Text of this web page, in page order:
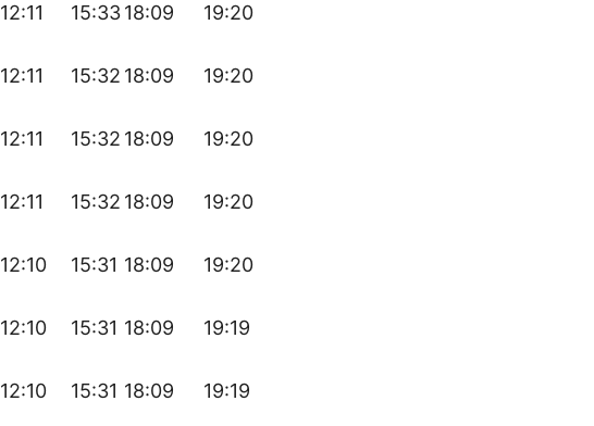
12:11 15:3318:09 19:20
12:11 15:32 18:09 19:20
12:11 15:32 18:09 19:20
12:11 15:32 18:09 19:20
12:10 15:31 18:09 19:20
12:10 15:31 18:09 19:19
12:10 15:31 18:09 19:19